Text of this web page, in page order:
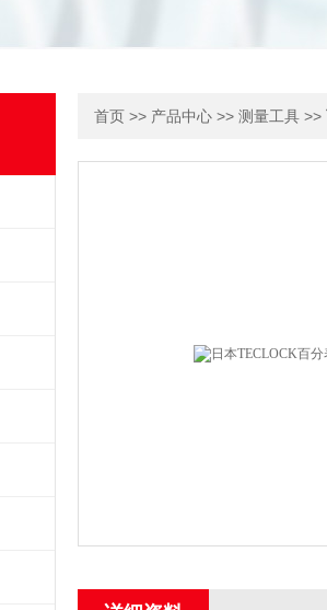
首页 >> 产品中心 >> 测量工具 >>